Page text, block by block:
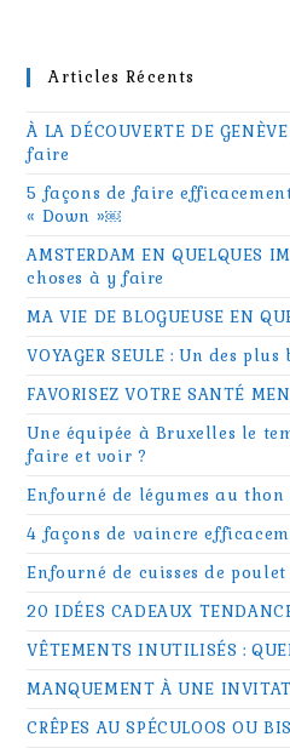
Articles Récents
À LA DÉCOUVERTE DE
faire
5 façons de faire
« Down »￼
AMSTERDAM EN QUELQUES
choses à y faire
MA VIE DE BLOGUEUSE EN
VOYAGER SEULE : Un des
FAVORISEZ VOTRE SANTÉ
Une équipée à Bruxelles le
faire et voir ?
Enfourné de légumes au thon
4 façons de vaincre
Enfourné de cuisses de
20 IDÉES CADEAUX
VÊTEMENTS INUTILISÉS :
MANQUEMENT À UNE
CRÊPES AU SPÉCULOOS OU